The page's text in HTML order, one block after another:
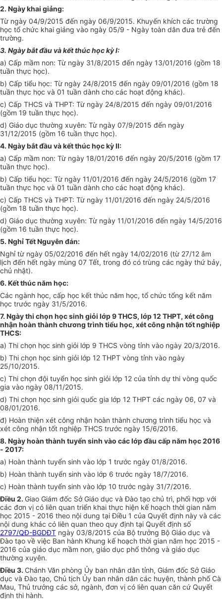
2. Ngày khai giảng:
Từ ngày 04/9/2015 đến ngày 06/9/2015. Khuyến khích các trường
học tổ chức khai giảng vào ngày 05/9 - Ngày toàn dân đưa trẻ đến
trường.
3. Ngày bắt đầu và kết thúc học kỳ I:
a) Cấp mầm non: Từ ngày 31/8/2015 đến ngày 13/01/2016 (gồm 18
tuần thực học).
b) Cấp tiểu học: Từ ngày 24/8/2015 đến ngày 09/01/2016 (gồm 18
tuần thực học và 01 tuần dành cho các hoạt động khác).
c) Cấp THCS và THPT: Từ ngày 24/8/2015 đến ngày 09/01/2016
(gồm 19 tuần thực học).
d) Giáo dục thường xuyên: Từ ngày 07/9/2015 đến ngày
31/12/2015 (gồm 16 tuần thực học).
4. Ngày bắt đầu và kết thúc học kỳ II:
a) Cấp mầm non: Từ ngày 18/01/2016 đến ngày 20/5/2016 (gồm 17
tuần thực học).
b) Cấp tiểu học: Từ ngày 11/01/2016 đến ngày 24/5/2016 (gồm 17
tuần thực học và 01 tuần dành cho các hoạt động khác).
c) Cấp THCS và THPT: Từ ngày 11/01/2016 đến ngày 24/5/2016
(gồm 18 tuần thực học).
d) Giáo dục thường xuyên: Từ ngày 11/01/2016 đến ngày 14/5/2016
(gồm 16 tuần thực học).
5. Nghỉ Tết Nguyên đán:
Nghỉ từ ngày 05/02/2016 đến hết ngày 14/02/2016 (từ 27/12 âm
lịch đến hết ngày mùng 07 Tết, trong đó có trùng các ngày thứ bảy,
chủ nhật).
6. Kết thúc năm học:
Các ngành học, cấp học kết thúc năm học, tổ chức tổng kết năm
học trước ngày 31/5/2016.
7. Ngày thi chọn học sinh giỏi lớp 9 THCS, lớp 12 THPT, xét công
nhận hoàn thành chương trình tiểu học, xét công nhận tốt nghiệp
THCS:
a) Thi chọn học sinh giỏi lớp 9 THCS vòng tỉnh vào ngày 20/3/2016.
b) Thi chọn học sinh giỏi lớp 12 THPT vòng tỉnh vào ngày
25/10/2015.
c) Thi chọn đội tuyển học sinh giỏi lớp 12 của tỉnh dự thi vòng quốc
gia vào ngày 08/11/2015.
d) Thi chọn học sinh giỏi quốc gia lớp 12 THPT các ngày 06, 07 và
08/01/2016.
đ) Hoàn thiện xét công nhận hoàn thành chương trình tiểu học và
xét công nhận tốt nghiệp THCS trước ngày 15/6/2016.
8. Ngày hoàn thành tuyển sinh vào các lớp đầu cấp năm học 2016
- 2017:
a) Hoàn thành tuyển sinh vào lớp 1 trước ngày 01/8/2016.
b) Hoàn thành tuyển sinh vào lớp 6 trước ngày 18/7/2016.
c) Hoàn thành tuyển sinh vào lớp 10 trước ngày 31/7/2016.
Điều 2. Giao Giám đốc Sở Giáo dục và Đào tạo chủ trì, phối hợp với
các đơn vị có liên quan triển khai thực hiện kế hoạch thời gian năm
học 2015 - 2016 theo nội dung tại Điều 1 của Quyết định này và các
nội dung khác có liên quan theo quy định tại Quyết định số
2797/QĐ-BGDĐT ngày 03/8/2015 của Bộ trưởng Bộ Giáo dục và
Đào tạo về việc Ban hành Khung kế hoạch thời gian năm học 2015 -
2016 của giáo dục mầm non, giáo dục phổ thông và giáo dục
thường xuyên.
Điều 3. Chánh Văn phòng Ủy ban nhân dân tỉnh, Giám đốc Sở Giáo
dục và Đào tạo, Chủ tịch Ủy ban nhân dân các huyện, thành phố Cà
Mau, Thủ trưởng các sở, ngành, đơn vị có liên quan căn cứ Quyết
định thi hành.